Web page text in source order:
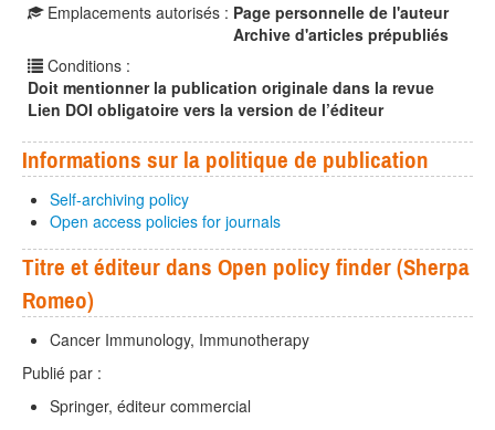
Emplacements autorisés : Page personnelle de l'auteur
Archive d'articles prépubliés
Conditions :
Doit mentionner la publication originale dans la revue
Lien DOI obligatoire vers la version de l’éditeur
Informations sur la politique de publication
Self-archiving policy
Open access policies for journals
Titre et éditeur dans Open policy finder (Sherpa
Romeo)
Cancer Immunology, Immunotherapy
Publié par :
Springer, éditeur commercial